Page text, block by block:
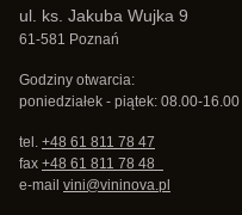
ul. ks. Jakuba Wujka 9
61-581 Poznań
Godziny otwarcia:
poniedziałek - piątek: 08.00-16.00
tel. +48 61 811 78 47
fax +48 61 811 78 48
e-mail vini@vininova.pl